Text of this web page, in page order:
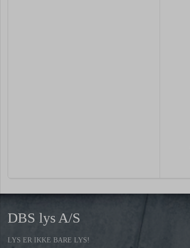
DBS lys A/S
LYS ER IKKE BARE LYS!